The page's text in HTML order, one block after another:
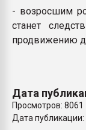
- возросшим
станет
продвижению
Дата
Просмотров: 8061
Дата публикации: